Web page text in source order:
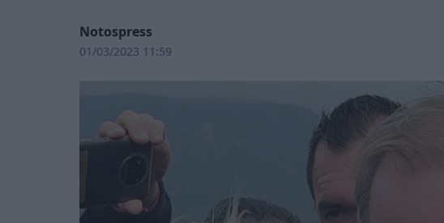
Notospress
01/03/2023 11:59